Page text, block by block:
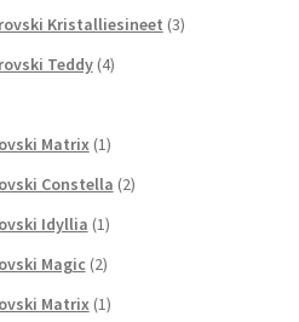
Kristalliesineet (3)
Teddy (4)
Matrix (1)
Constella (2)
Idyllia (1)
Magic (2)
Matrix (1)